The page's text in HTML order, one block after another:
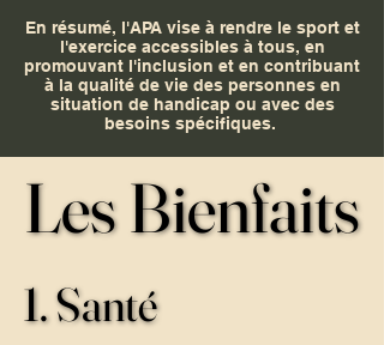
En résumé, l'APA vise à rendre le sport et
l'exercice accessibles à tous, en
promouvant l'inclusion et en contribuant
à la qualité de vie des personnes en
situation de handicap ou avec des
besoins spécifiques.
Les Bienfaits
Les Bienfaits
1. Santé
1. Santé